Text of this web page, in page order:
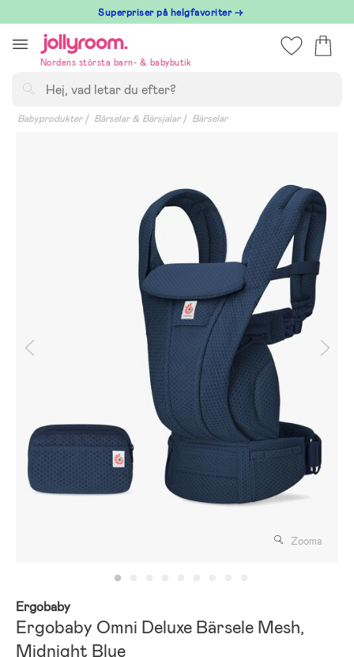
till
innehållet
Superpriser på helgfavoriter →
Nordens största barn- & babybutik
Babyprodukter Bärselar & Bärsjalar Bärselar
Zooma
Ergobaby
Ergobaby Omni Deluxe Bärsele Mesh,
Midnight Blue